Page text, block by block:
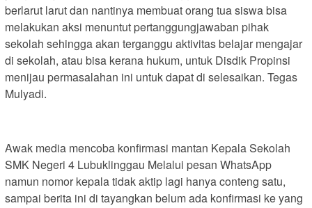
berlarut larut dan nantinya membuat orang tua siswa bisa
melakukan aksi menuntut pertanggungjawaban pihak
sekolah sehingga akan terganggu aktivitas belajar mengajar
di sekolah, atau bisa kerana hukum, untuk Disdik Propinsi
menijau permasalahan ini untuk dapat di selesaikan. Tegas
Mulyadi.
Awak media mencoba konfirmasi mantan Kepala Sekolah
SMK Negeri 4 Lubuklinggau Melalui pesan WhatsApp
namun nomor kepala tidak aktip lagi hanya conteng satu,
sampai berita ini di tayangkan belum ada konfirmasi ke yang